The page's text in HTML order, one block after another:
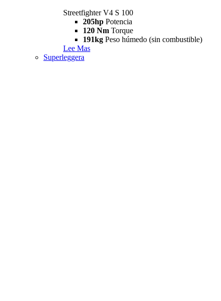
Streetfighter V4 S 100
205hp Potencia
120 Nm Torque
191kg Peso húmedo (sin combustible)
Lee Mas
Superleggera